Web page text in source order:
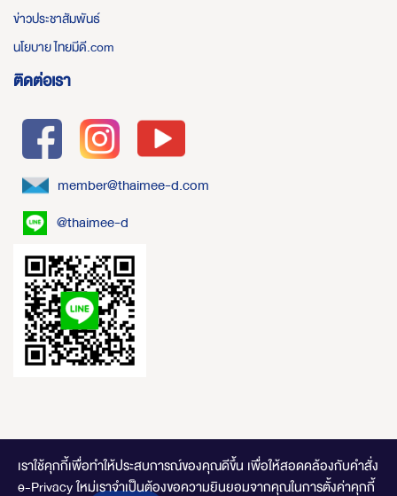
เราใช้คุกกี้เพื่อทำให้ประสบการณ์ของคุณดีขึ้น เพื่อให้สอดคล้องกับคำสั่ง
e-Privacy ใหม่เราจำเป็นต้องขอความยินยอมจากคุณในการตั้งค่าคุกกี้
ข่าวประชาสัมพันธ์
นโยบาย ไทยมีดี.com
ติดต่อเรา
member@thaimee-d.com
@thaimee-d
ไทยมีดี.com © 2020 Online Store. All Rights Reserved. DESIGNED BYCLICK